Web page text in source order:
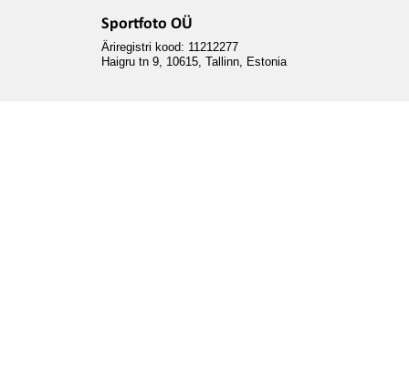
Sportfoto OÜ
Äriregistri kood: 11212277
Haigru tn 9, 10615, Tallinn, Estonia